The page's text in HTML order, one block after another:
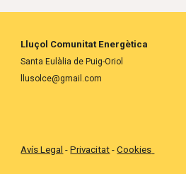
Lluçol Comunitat Energètica
Santa Eulàlia de Puig-Oriol
llusolce@gmail.com
Avís Legal -Privacitat -Cookies